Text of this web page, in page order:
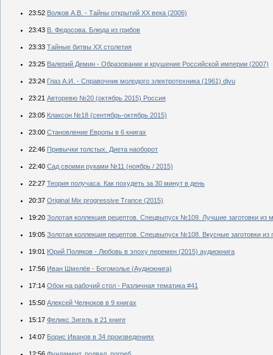
23:52 Волков А.В. - Тайны открытий ХХ века (2006)
23:43 В. Федосова. Блюда из грибов
23:33 Тайные битвы XX столетия
23:25 Валерий Демин - Образование и крушение Российской империи (2007)
23:24 Глаз А.И. - Справочник молодого электротехника (1961) djvu
23:21 Авторевю №20 (октябрь 2015) Россия
23:05 Клаксон №18 (сентябрь-октябрь 2015)
23:00 Становление Европы в 6 книгах
22:46 Привычки толстых. Диета наоборот
22:40 Сад своими руками №11 (ноябрь / 2015)
22:27 Теория получаса. Как похудеть за 30 минут в день
20:37 Original Mix progressive Trance (2015)
19:20 Золотая коллекция рецептов. Спецвыпуск №109. Лучшие заготовки из
19:05 Золотая коллекция рецептов. Спецвыпуск №108. Вкусные заготовки из
19:01 Юрий Поляков - Любовь в эпоху перемен (2015) аудиокнига
17:56 Иван Шмелёв - Богомолье (Аудиокнига)
17:14 Обои на рабочий стол - Различная тематика #41
15:50 Алексей Челноков в 9 книгах
15:17 Феликс Зигель в 21 книге
14:07 Борис Иванов в 34 произведениях